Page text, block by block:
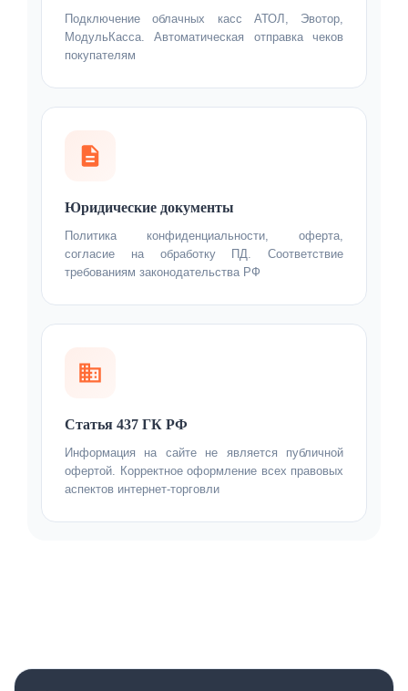
Подключение облачных касс АТОЛ, Эвотор,
МодульКасса. Автоматическая отправка чеков
покупателям
Юридические документы
Политика конфиденциальности, оферта,
согласие на обработку ПД. Соответствие
требованиям законодательства РФ
Статья 437 ГК РФ
Информация на сайте не является публичной
офертой. Корректное оформление всех правовых
аспектов интернет-торговли